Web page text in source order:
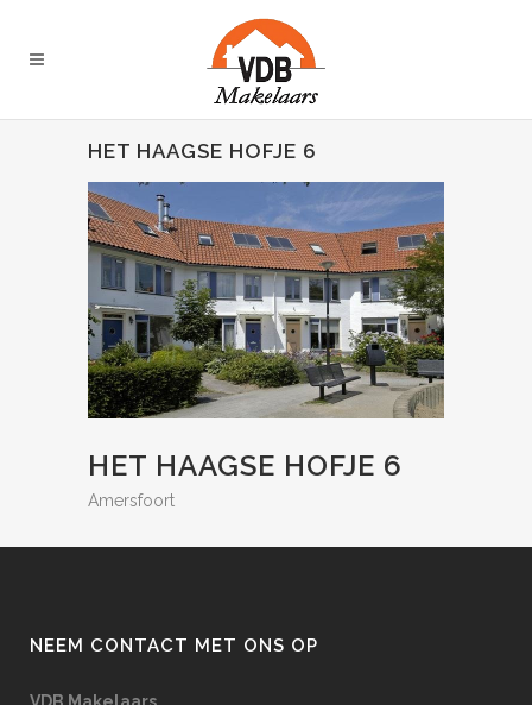
HET HAAGSE HOFJE 6
HET HAAGSE HOFJE 6
Amersfoort
NEEM CONTACT MET ONS OP